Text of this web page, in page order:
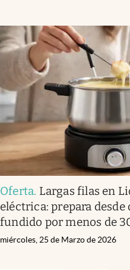
Oferta. Largas filas en
eléctrica: prepara
fundido por menos de
miércoles, 25 de Marzo de 2026